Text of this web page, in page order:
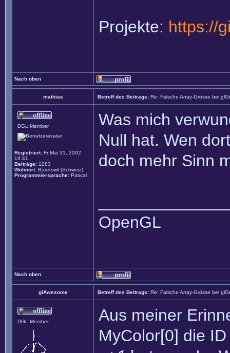
Projekte: https://
Nach oben
mathias Betreff des Beitrags: Re: Falsche Array-Grösse bei
DGL Member
Registriert: Fr Mai 31, 2002
19:41
Beiträge: 1283
Wohnort: Bäretswil (Schweiz)
Programmiersprache: Pascal
Was mich
Null hat. Wen
doch mehr Sinn
OpenGL
Nach oben
glAwesome Betreff des Beitrags: Re: Falsche Array-Grösse bei
DGL Member
Aus meiner
MyColor[0] die